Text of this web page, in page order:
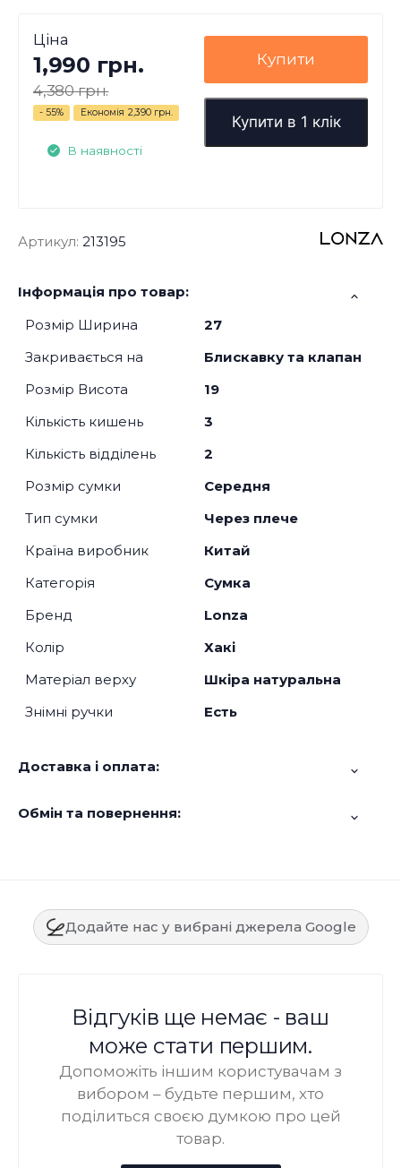
Ціна
1,990 грн.
4,380 грн.
- 55% Економія 2,390 грн.
В наявності
Купити
Купити в 1 клік
Артикул: 213195
Інформація про товар:
Розмір Ширина
27
Закривається на
Блискавку та клапан
Розмір Висота
19
Кількість кишень
3
Кількість відділень
2
Розмір сумки
Середня
Тип сумки
Через плече
Країна виробник
Китай
Категорія
Сумка
Бренд
Lonza
Колір
Хакі
Матеріал верху
Шкіра натуральна
Знімні ручки
Есть
Доставка і оплата:
Обмін та повернення:
Додайте нас у вибрані джерела Google
Відгуків ще немає - ваш
може стати першим.
Допоможіть іншим користувачам з
вибором – будьте першим, хто
поділиться своєю думкою про цей
товар.